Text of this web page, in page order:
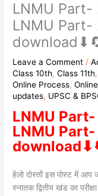
LNMU Part-
LNMU Part-
Leave a Comment /
Class 10th,Class 11th
Online Process,
updates, UPSC &
LNMU
LNMU
हेलो दोस्तों इस पोस्ट में आप
स्नातक द्वितीय खंड का